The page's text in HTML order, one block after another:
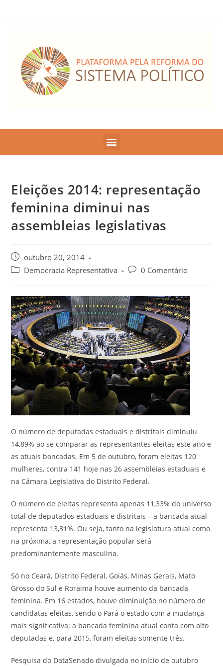
Eleições 2014: representação
feminina diminui nas
assembleias legislativas
outubro 20, 2014
Democracia Representativa
0 Comentário
O número de deputadas estaduais e distritais diminuiu
14,89% ao se comparar as representantes eleitas este ano e
as atuais bancadas. Em 5 de outubro, foram eleitas 120
mulheres, contra 141 hoje nas 26 assembleias estaduais e
na Câmara Legislativa do Distrito Federal.
O número de eleitas representa apenas 11,33% do universo
total de deputados estaduais e distritais – a bancada atual
representa 13,31%. Ou seja, tanto na legislatura atual como
na próxima, a representação popular será
predominantemente masculina.
Só no Ceará, Distrito Federal, Goiás, Minas Gerais, Mato
Grosso do Sul e Roraima houve aumento da bancada
feminina. Em 16 estados, houve diminuição no número de
candidatas eleitas, sendo o Pará o estado com a mudança
mais significativa: a bancada feminina atual conta com oito
deputadas e, para 2015, foram eleitas somente três.
Pesquisa do DataSenado divulgada no início de outubro